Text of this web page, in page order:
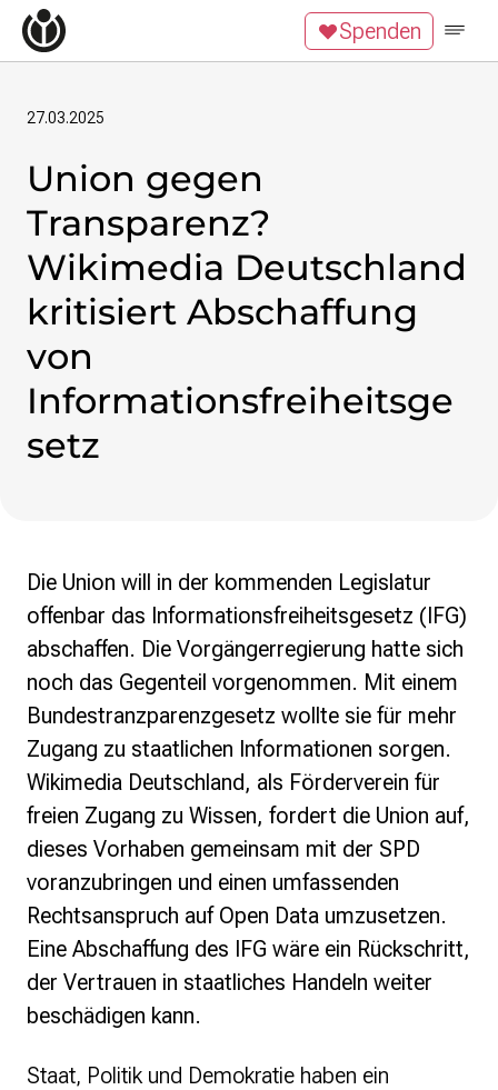
Zum Inhalt überspringen
Wikipedia unterstützen
Spenden
Mitmachen
News
Veranstaltungen
Publikationen
Tech Snacks
Wikimove
Themen
Digitales Ehrenamt
Offene Bildung
Freie Inhalte
Wissensgerechtigkeit
Open Data in Politik und Verwaltung
Europäische und internationale Digitalpolitik
Offenes Kulturerbe
Projekte
Wikipedia
Wikidata
Wikimedia Commons
Initiativen für Freies Wissen
Bündnis Freie Bildung
Bündnis F5
GLAM – Kultur- und Gedächtnisinstitutionen
Lizenzhinweisgenerator
Offene Kulturdaten
re•shape
Spenden
27.03.2025
Union gegen
Transparenz?
Wikimedia Deutschland
kritisiert Abschaffung
von
Informationsfreiheitsge
setz
Die Union will in der kommenden Legislatur
offenbar das Informationsfreiheitsgesetz (IFG)
abschaffen. Die Vorgängerregierung hatte sich
noch das Gegenteil vorgenommen. Mit einem
Bundestranzparenzgesetz wollte sie für mehr
Zugang zu staatlichen Informationen sorgen.
Wikimedia Deutschland, als Förderverein für
freien Zugang zu Wissen, fordert die Union auf,
dieses Vorhaben gemeinsam mit der SPD
voranzubringen und einen umfassenden
Rechtsanspruch auf Open Data umzusetzen.
Eine Abschaffung des IFG wäre ein Rückschritt,
der Vertrauen in staatliches Handeln weiter
beschädigen kann.
Staat, Politik und Demokratie haben ein